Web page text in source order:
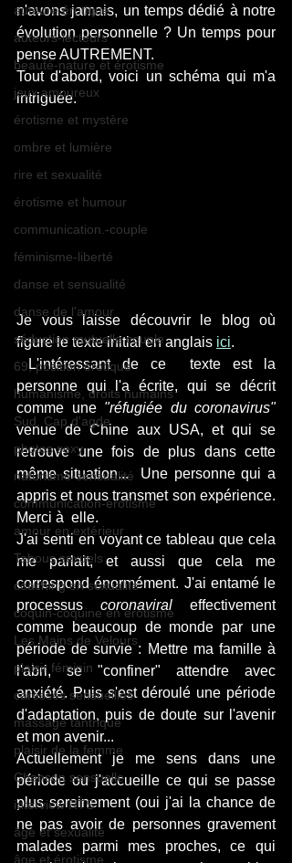
auteure érotique
auteurs-lecteurs
beauté-nature et érotisme
jeux amoureux
érotisme et mystère
ombre et lumière
rire et sexualité
érotisme et humour
communication.-couple
féminisme-liberté
danse et sensualité
danse de l'amour
séduction mutuelle couple
69, position érotique
humanisme, droits humains
Sud, Cap d'agde
photos sexy
naturisme-sensualité
communication-érotisme
amour en extérieur
Tabous sexuels
coaching en sexualité
coquin-coquine en érotisme
Les Mains de Velours
plaisir féminin
caresses sensuellles
massage tantrique
plaisir de la femme
Chanson sensuelle
interview RTS
âge et sexualité
âge et érotisme
n'avons jamais, un temps dédié à notre
évolution personnelle ? Un temps pour
pense AUTREMENT.
Tout d'abord, voici un schéma qui m'a
intriguée.
Je vous laisse découvrir le blog où
figure le texte initial en anglais ici.
L'intéressant de ce  texte est la
personne qui l'a écrite, qui se décrit
comme une "réfugiée du coronavirus"
venue de Chine aux USA, et qui se
retrouve une fois de plus dans cette
même situation...  Une personne qui a
appris et nous transmet son expérience.
Merci à  elle.
J'ai senti en voyant ce tableau que cela
me parlait, et aussi que cela me
correspond énormément. J'ai entamé le
processus coronaviral effectivement
comme beaucoup de monde par une
période de survie : Mettre ma famille à
l'abri, se "confiner" attendre avec
anxiété. Puis s'est déroulé une période
d'adaptation, puis de doute sur l'avenir
et mon avenir...
Actuellement je me sens dans une
période ou j'accueille ce qui se passe
plus sereinement (oui j'ai la chance de
ne pas avoir de personnes gravement
malades parmi mes proches, ce qui